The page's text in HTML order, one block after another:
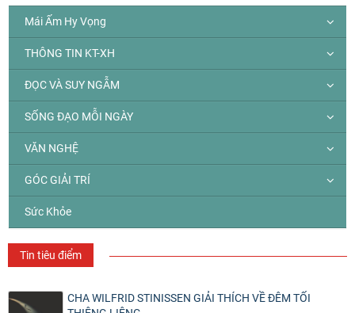
Mái Ấm Hy Vọng
THÔNG TIN KT-XH
ĐỌC VÀ SUY NGẪM
SỐNG ĐẠO MỖI NGÀY
VĂN NGHỆ
GÓC GIẢI TRÍ
Sức Khỏe
Tin tiêu điểm
CHA WILFRID STINISSEN GIẢI THÍCH VỀ ĐÊM TỐI